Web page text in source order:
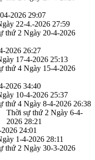
2026 29:07
22-4.-2026 27:59
thứ 2 Ngày 20-4-2026
2026 26:27
17-4-2026 25:13
thứ 4 Ngày 15-4-2026
2026 34:40
10-4-2026 25:37
thứ 4 Ngày 8-4-2026 26:38
Thời sự thứ 2 Ngày 6-4-
2026 28:21
24:01
1-4-2026 28:11
thứ 2 Ngày 30-3-2026